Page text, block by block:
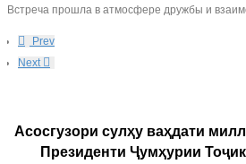
Встреча прошла в атмосфере дружбы и
Prev
Next
Асосгузори сулҳу ваҳдати
Президенти Ҷумҳурии